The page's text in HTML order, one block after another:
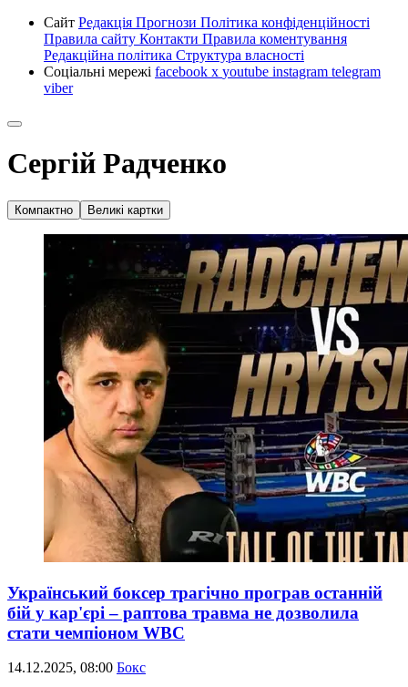
Сайт Редакція Прогнози Політика конфіденційності
Правила сайту Контакти Правила коментування
Редакційна політика Структура власності
Соціальні мережі facebook x youtube instagram telegram
viber
Сергій Радченко
Компактно Великі картки
Український боксер трагічно програв останній
бій у кар'єрі – раптова травма не дозволила
стати чемпіоном WBC
14.12.2025, 08:00 Бокс